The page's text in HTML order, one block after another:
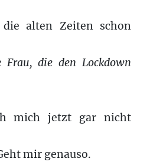
alten Zeiten schon
Frau, die den Lockdown
mich jetzt gar nicht
mir genauso.